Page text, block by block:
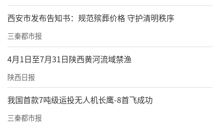
西安市发布告知书：规范殡葬价格 守护清明秩序
三秦都市报
4月1日至7月31日陕西黄河流域禁渔
陕西日报
我国首款7吨级运投无人机长鹰-8首飞成功
三秦都市报